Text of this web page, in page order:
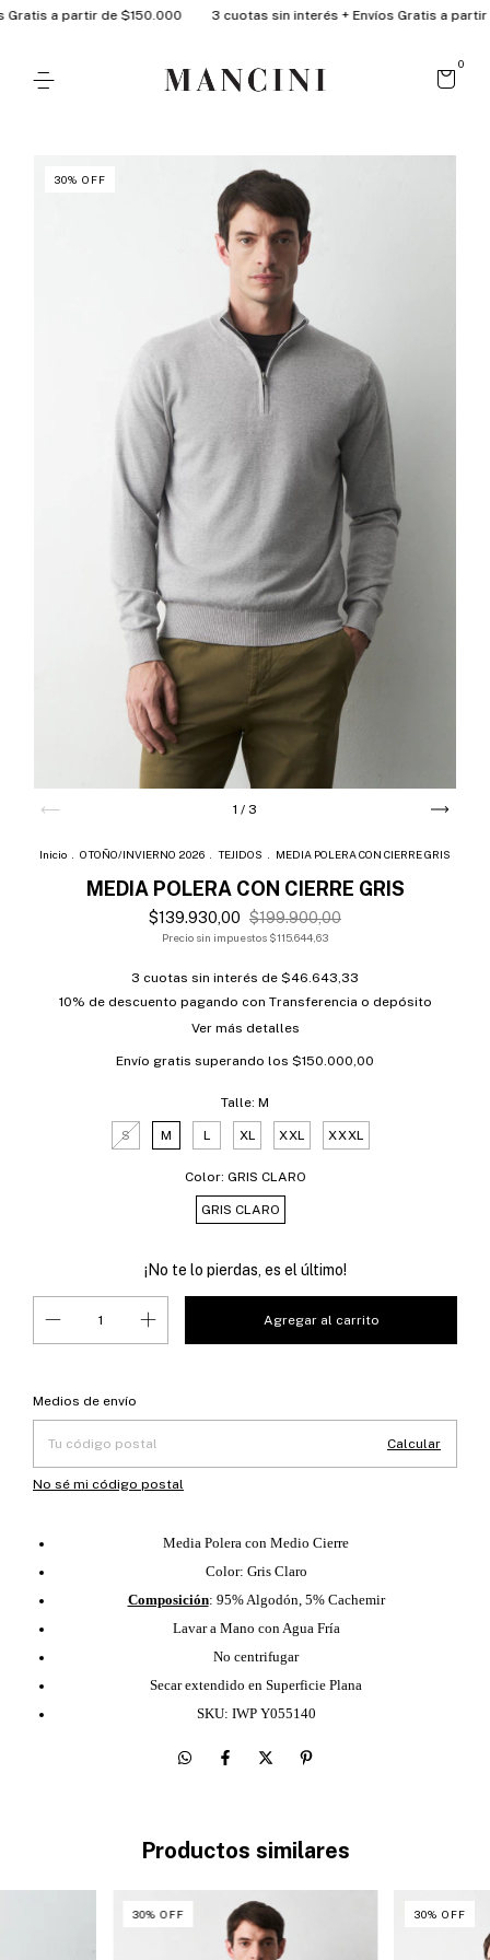
a partir de $150.000 3 cuotas sin interés + Envíos Gratis a partir
0
30% OFF
1 / 3
Inicio OTOÑO/INVIERNO 2026 TEJIDOS MEDIA POLERA CON CIERRE GRIS
MEDIA POLERA CON CIERRE GRIS
$139.930,00 $199.900,00
Precio sin impuestos $115.644,63
3 cuotas sin interés de $46.643,33
10% de descuento pagando con Transferencia o depósito
Ver más detalles
Envío gratis superando los $150.000,00
Talle: M
S M L XL XXL XXXL
Color: GRIS CLARO
GRIS CLARO
¡No te lo pierdas, es el último!
Entregas para el CP:
Medios de envío
Calcular
No sé mi código postal
Media Polera con Medio Cierre
Color: Gris Claro
Composición: 95% Algodón, 5% Cachemir
Lavar a Mano con Agua Fría
No centrifugar
Secar extendido en Superficie Plana
SKU: IWP Y055140
Productos similares
30%OFF 30%OFF